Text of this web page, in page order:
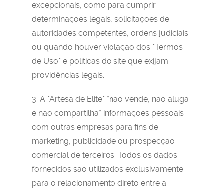
excepcionais, como para cumprir
determinações legais, solicitações de
autoridades competentes, ordens judiciais
ou quando houver violação dos *Termos
de Uso* e políticas do site que exijam
providências legais.
3. A *Artesã de Elite* *não vende, não aluga
e não compartilha* informações pessoais
com outras empresas para fins de
marketing, publicidade ou prospecção
comercial de terceiros. Todos os dados
fornecidos são utilizados exclusivamente
para o relacionamento direto entre a